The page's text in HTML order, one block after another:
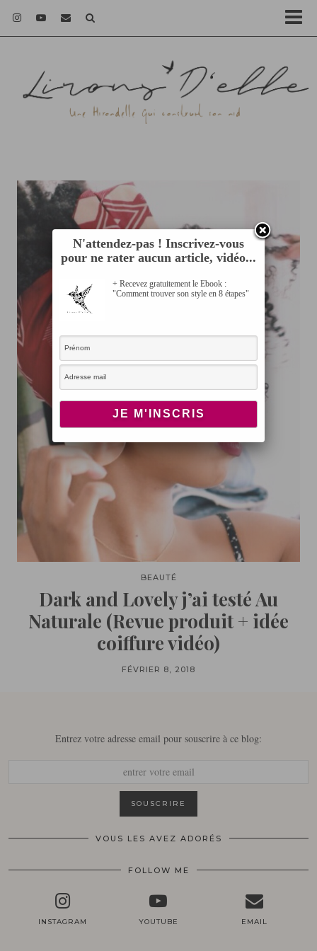
BEAUTÉ
Dark and Lovely j’ai testé Au
Naturale (Revue produit + idée
coiffure vidéo)
FÉVRIER 8, 2018
Entrez votre adresse email pour souscrire à ce blog:
VOUS LES AVEZ ADORÉS
FOLLOW ME
INSTAGRAM YOUTUBE EMAIL
N'attendez-pas ! Inscrivez-vous
pour ne rater aucun article, vidéo...
+ Recevez gratuitement le Ebook :
"Comment trouver son style en 8 étapes"